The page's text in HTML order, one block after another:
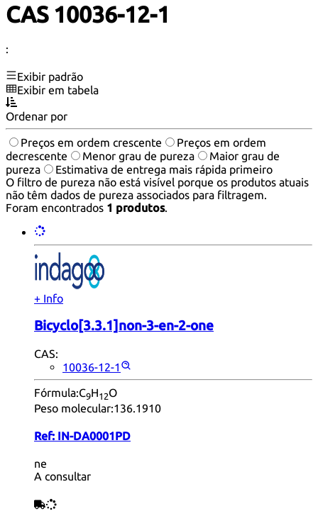
CAS 10036-12-1
:
Exibir padrão
Exibir em tabela
Ordenar por
Preços em ordem crescente
Preços em ordem
decrescente
Menor grau de pureza
Maior grau de
pureza
Estimativa de entrega mais rápida primeiro
O filtro de pureza não está visível porque os produtos atuais
não têm dados de pureza associados para filtragem.
Foram encontrados 1 produtos.
+ Info
Bicyclo[3.3.1]non-3-en-2-one
CAS:
10036-12-1
Fórmula:C9H12O
Peso molecular:136.1910
Ref: IN-DA0001PD
ne
A consultar